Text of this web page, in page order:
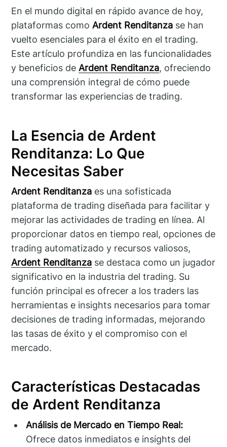
En el mundo digital en rápido avance de hoy,
plataformas comoArdent Renditanza se han
vuelto esenciales para el éxito en el trading.
Este artículo profundiza en las funcionalidades
y beneficios deArdent Renditanza, ofreciendo
una comprensión integral de cómo puede
transformar las experiencias de trading.
La Esencia de Ardent
Renditanza: Lo Que
Necesitas Saber
Ardent Renditanza es una sofisticada
plataforma de trading diseñada para facilitar y
mejorar las actividades de trading en línea. Al
proporcionar datos en tiempo real, opciones de
trading automatizado y recursos valiosos,
Ardent Renditanza se destaca como un jugador
significativo en la industria del trading. Su
función principal es ofrecer a los traders las
herramientas e insights necesarios para tomar
decisiones de trading informadas, mejorando
las tasas de éxito y el compromiso con el
mercado.
Características Destacadas
de Ardent Renditanza
Análisis de Mercado en Tiempo Real:
Ofrece datos inmediatos e insights del